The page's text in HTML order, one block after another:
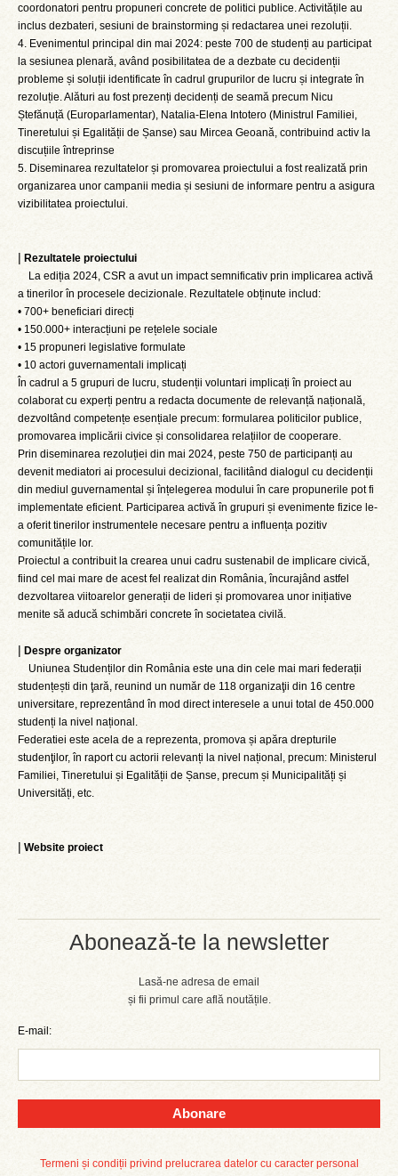
Abonează-te la newsletter
Lasă-ne adresa de email
și fii primul care află noutățile.
E-mail:
Abonare
Termeni și condiții privind prelucrarea datelor cu caracter personal
coordonatori pentru propuneri concrete de politici publice. Activitățile au
inclus dezbateri, sesiuni de brainstorming și redactarea unei rezoluții.
4. Evenimentul principal din mai 2024: peste 700 de studenți au participat
la sesiunea plenară, având posibilitatea de a dezbate cu decidenții
probleme și soluții identificate în cadrul grupurilor de lucru și integrate în
rezoluție. Alături au fost prezenți decidenți de seamă precum Nicu
Ștefănuță (Europarlamentar), Natalia-Elena Intotero (Ministrul Familiei,
Tineretului și Egalității de Șanse) sau Mircea Geoană, contribuind activ la
discuțiile întreprinse
5. Diseminarea rezultatelor și promovarea proiectului a fost realizată prin
organizarea unor campanii media și sesiuni de informare pentru a asigura
vizibilitatea proiectului.
| Rezultatele proiectului
La ediția 2024, CSR a avut un impact semnificativ prin implicarea activă
a tinerilor în procesele decizionale. Rezultatele obținute includ:
• 700+ beneficiari direcți
• 150.000+ interacțiuni pe rețelele sociale
• 15 propuneri legislative formulate
• 10 actori guvernamentali implicați
În cadrul a 5 grupuri de lucru, studenții voluntari implicați în proiect au
colaborat cu experți pentru a redacta documente de relevanță națională,
dezvoltând competențe esențiale precum: formularea politicilor publice,
promovarea implicării civice și consolidarea relațiilor de cooperare.
Prin diseminarea rezoluției din mai 2024, peste 750 de participanți au
devenit mediatori ai procesului decizional, facilitând dialogul cu decidenții
din mediul guvernamental și înțelegerea modului în care propunerile pot fi
implementate eficient. Participarea activă în grupuri și evenimente fizice le-
a oferit tinerilor instrumentele necesare pentru a influența pozitiv
comunitățile lor.
Proiectul a contribuit la crearea unui cadru sustenabil de implicare civică,
fiind cel mai mare de acest fel realizat din România, încurajând astfel
dezvoltarea viitoarelor generații de lideri și promovarea unor inițiative
menite să aducă schimbări concrete în societatea civilă.
| Despre organizator
Uniunea Studenților din România este una din cele mai mari federații
studențești din ţară, reunind un număr de 118 organizaţii din 16 centre
universitare, reprezentând în mod direct interesele a unui total de 450.000
studenți la nivel național.
Federatiei este acela de a reprezenta, promova și apăra drepturile
studenţilor, în raport cu actorii relevanți la nivel național, precum: Ministerul
Familiei, Tineretului și Egalității de Șanse, precum și Municipalități și
Universități, etc.
| Website proiect